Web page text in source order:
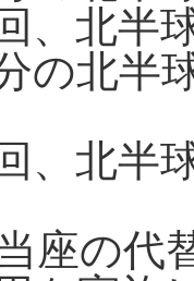
、北半
の北半
、北半
座の代